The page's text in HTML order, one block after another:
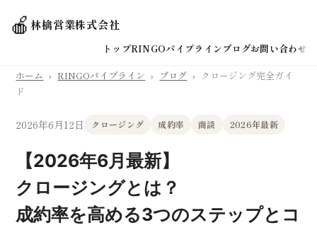
🍎林檎営業株式会社
トップRINGOパイプラインブログお問い合わせ
ホーム › RINGOパイプライン › ブログ › クロージング完全ガイ
ド
2026年6月12日 クロージング 成約率 商談 2026年最新
【2026年6月最新】
クロージングとは？
成約率を高める3つのステップとコ